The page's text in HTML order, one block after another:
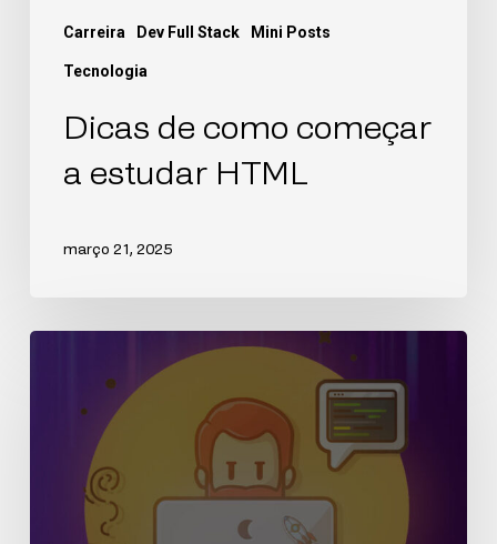
Carreira Dev Full Stack Mini Posts
Tecnologia
Dicas de como começar
a estudar HTML
março 21, 2025